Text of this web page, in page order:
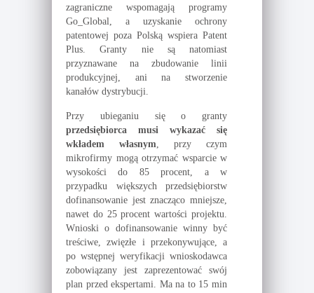
zagraniczne wspomagają programy
Go_Global, a uzyskanie ochrony
patentowej poza Polską wspiera Patent
Plus. Granty nie są natomiast
przyznawane na zbudowanie linii
produkcyjnej, ani na stworzenie
kanałów dystrybucji.
Przy ubieganiu się o granty
przedsiębiorca musi wykazać się
wkładem własnym, przy czym
mikrofirmy mogą otrzymać wsparcie w
wysokości do 85 procent, a w
przypadku większych przedsiębiorstw
dofinansowanie jest znacząco mniejsze,
nawet do 25 procent wartości projektu.
Wnioski o dofinansowanie winny być
treściwe, zwięzłe i przekonywujące, a
po wstępnej weryfikacji wnioskodawca
zobowiązany jest zaprezentować swój
plan przed ekspertami. Ma na to 15 min